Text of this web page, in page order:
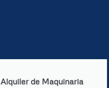
Alquiler de Maquinaria